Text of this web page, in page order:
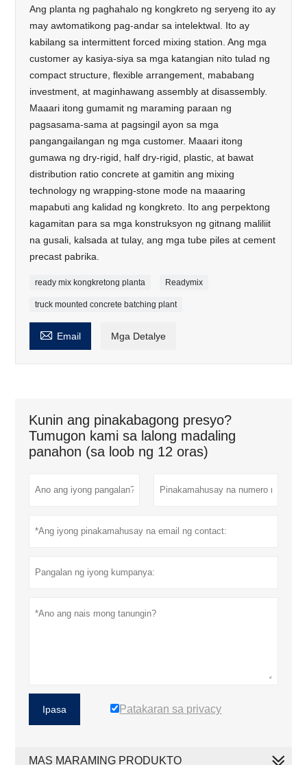
Ang planta ng paghahalo ng kongkreto ng seryeng ito ay
may awtomatikong pag-andar sa intelektwal. Ito ay
kabilang sa intermittent forced mixing station. Ang mga
customer ay kasiya-siya sa mga katangian nito tulad ng
compact structure, flexible arrangement, mababang
investment, at maginhawang assembly at disassembly.
Maaari itong gumamit ng maraming paraan ng
pagsasama-sama at pagsingil ayon sa mga
pangangailangan ng mga customer. Maaari itong
gumawa ng dry-rigid, half dry-rigid, plastic, at bawat
distribution ratio concrete at gamitin ang mixing
technology ng wrapping-stone mode na maaaring
mapabuti ang kalidad ng kongkreto. Ito ang perpektong
kagamitan para sa mga konstruksyon ng gitnang maliliit
na gusali, kalsada at tulay, ang mga tube piles at cement
precast pabrika.
ready mix kongkretong planta Readymix
truck mounted concrete batching plant
 Email Mga Detalye
Kunin ang pinakabagong presyo?
Tumugon kami sa lalong madaling
panahon (sa loob ng 12 oras)
Ipasa Patakaran sa privacy
MAS MARAMING PRODUKTO